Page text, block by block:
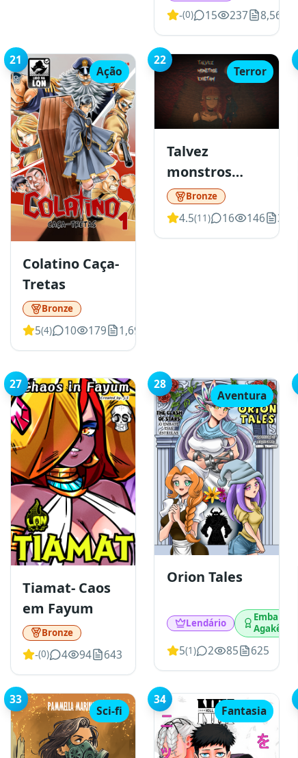
-(0) 15 237 8,567
21
Ação
Colatino Caça-
Tretas
Bronze
5(4) 10 179 1,694
22
Terror
Talvez
monstros
existam
Bronze
4.5(11) 16 146
27
Tiamat- Caos
em Fayum
Bronze
-(0) 4 94 643
28
Aventura
Orion Tales
Lendário
Agakê
5(1) 2 85 625
33
Sci-fi
34
Fantasia